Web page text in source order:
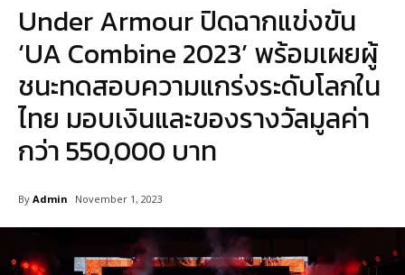
Under Armour ปิดฉากแข่งขัน
‘UA Combine 2023’ พร้อมเผยผู้
ชนะทดสอบความแกร่งระดับโลกใน
ไทย มอบเงินและของรางวัลมูลค่า
กว่า 550,000 บาท
By Admin November 1, 2023